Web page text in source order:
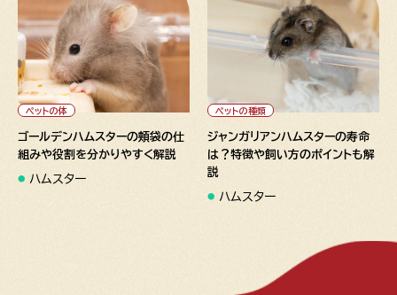
" alt="ゴールデンハムスターの
頬袋の仕組みや役割を分かりや
すく解説">
ペットの体
ゴールデンハムスターの頬袋の仕
組みや役割を分かりやすく解説
ハムスター
" alt="ジャンガリアンハムスタ
ーの寿命は？特徴や飼い方の
ポイントも解説">
ペットの種類
ジャンガリアンハムスターの寿命
は？特徴や飼い方のポイントも解
説
ハムスター